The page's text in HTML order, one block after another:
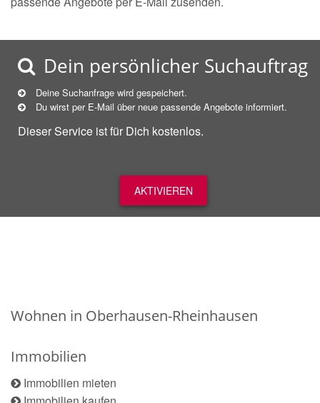
Dein persönlicher Suchauftrag
Deine Suchanfrage wird gespeichert.
Du wirst per E-Mail über neue passende Angebote informiert.
Dieser Service ist für Dich kostenlos.
AKTIVIEREN
Wohnen in Oberhausen-Rheinhausen
Immobilien
Immobilien mieten